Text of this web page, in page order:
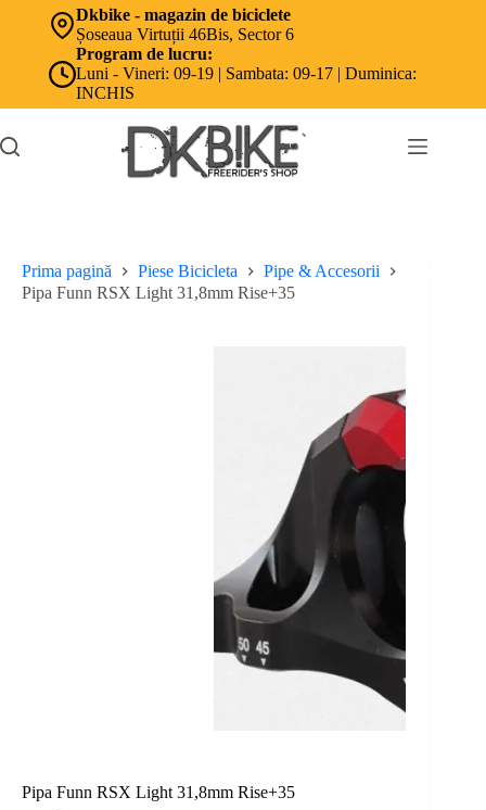
Dkbike - magazin de biciclete
Șoseaua Virtuții 46Bis, Sector 6
Program de lucru:
Luni - Vineri: 09-19 | Sambata: 09-17 | Duminica:
INCHIS
Prima pagină Piese Bicicleta
Pipe & Accesorii
Pipa Funn RSX Light 31,8mm Rise+35
Pipa Funn RSX Light 31,8mm Rise+35